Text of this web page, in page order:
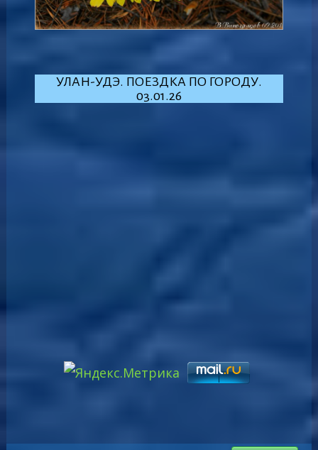
УЛАН-УДЭ. ПОЕЗДКА ПО ГОРОДУ.
03.01.26